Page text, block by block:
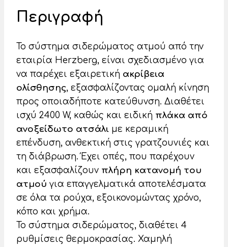
Περιγραφή
Το σύστημα σιδερώματος ατμού από την
εταιρία Herzberg, είναι σχεδιασμένο για
να παρέχει εξαιρετική ακρίβεια
ολίσθησης, εξασφαλίζοντας ομαλή κίνηση
προς οποιαδήποτε κατεύθυνση. Διαθέτει
ισχύ 2400 W, καθώς και ειδική πλάκα από
ανοξείδωτο ατσάλι με κεραμική
επένδυση, ανθεκτική στις γρατζουνιές και
τη διάβρωση. Έχει οπές, που παρέχουν
και εξασφαλίζουν πλήρη κατανομή του
ατμού για επαγγελματικά αποτελέσματα
σε όλα τα ρούχα, εξοικονομώντας χρόνο,
κόπο και χρήμα.
Το σύστημα σιδερώματος, διαθέτει 4
ρυθμίσεις θερμοκρασίας. Χαμηλή